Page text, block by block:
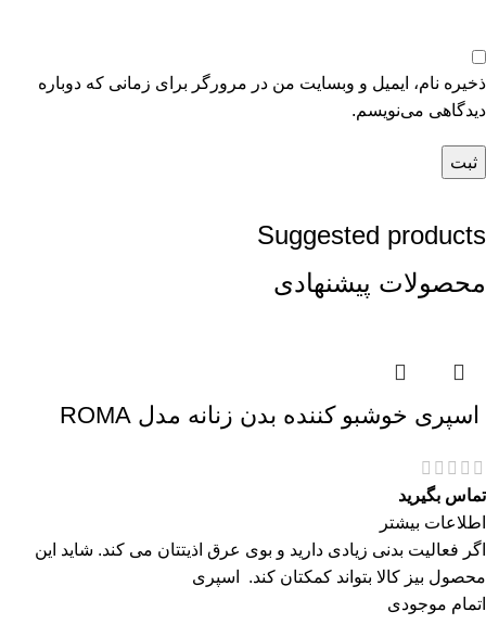
ذخیره نام، ایمیل و وبسایت من در مرورگر برای زمانی که دوباره
دیدگاهی می‌نویسم.
Suggested products
محصولات پیشنهادی
اسپری خوشبو کننده بدن زنانه مدل ROMA
تماس بگیرید
اطلاعات بیشتر
اگر فعالیت بدنی زیادی دارید و بوی عرق اذیتتان می کند. شاید این
محصول بیز کالا بتواند کمکتان کند. اسپری
اتمام موجودی